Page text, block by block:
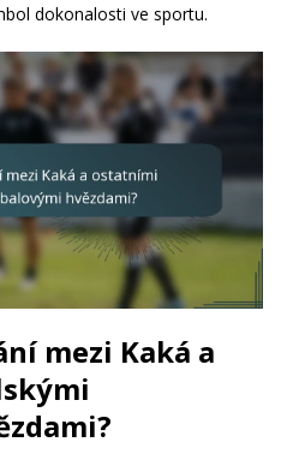
dokonalosti ve sportu.
mezi Kaká a